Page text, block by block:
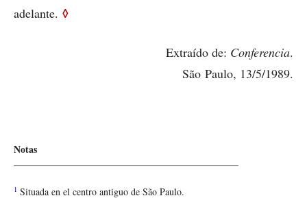
adelante. ◊
Extraído de: Conferencia.
São Paulo, 13/5/1989.
Notas
1 Situada en el centro antiguo de São Paulo.